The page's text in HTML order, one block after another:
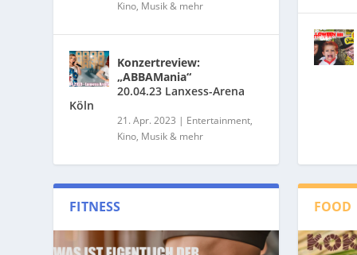
Kino, Musik & mehr
Konzertreview:
„ABBAMania“
20.04.23 Lanxess-Arena
Köln
21. Apr. 2023 | Entertainment,
Kino, Musik & mehr
FITNESS FOOD